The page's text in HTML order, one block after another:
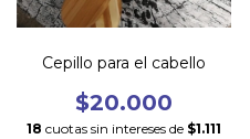
Cepillo para el cabello
$20.000
18 cuotas sin intereses de $1.111